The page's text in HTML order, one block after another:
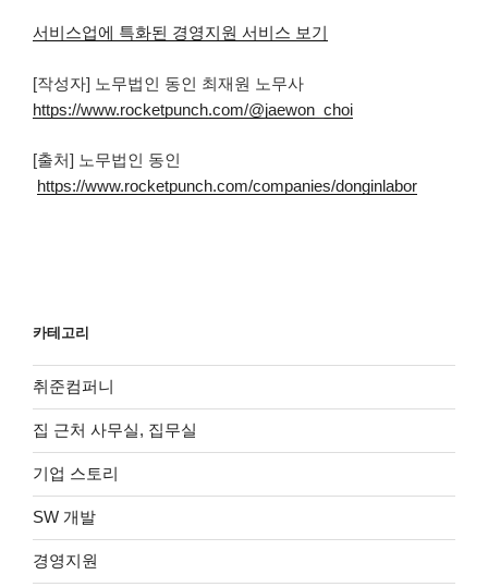
서비스업에 특화된 경영지원 서비스 보기
[작성자] 노무법인 동인 최재원 노무사
https://www.rocketpunch.com/@jaewon_choi
[출처] 노무법인 동인
https://www.rocketpunch.com/companies/donginlabor
카테고리
취준컴퍼니
집 근처 사무실, 집무실
기업 스토리
SW 개발
경영지원